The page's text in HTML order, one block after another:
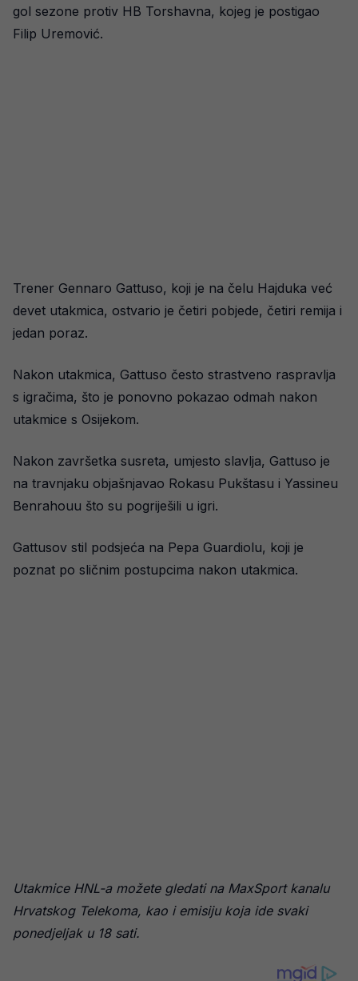
gol sezone protiv HB Torshavna, kojeg je postigao
Filip Uremović.
Trener Gennaro Gattuso, koji je na čelu Hajduka već
devet utakmica, ostvario je četiri pobjede, četiri remija i
jedan poraz.
Nakon utakmica, Gattuso često strastveno raspravlja
s igračima, što je ponovno pokazao odmah nakon
utakmice s Osijekom.
Nakon završetka susreta, umjesto slavlja, Gattuso je
na travnjaku objašnjavao Rokasu Pukštasu i Yassineu
Benrahouu što su pogriješili u igri.
Gattusov stil podsjeća na Pepa Guardiolu, koji je
poznat po sličnim postupcima nakon utakmica.
Utakmice HNL-a možete gledati na MaxSport kanalu
Hrvatskog Telekoma, kao i emisiju koja ide svaki
ponedjeljak u 18 sati.